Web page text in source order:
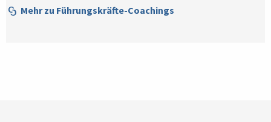
Mehr zu Führungskräfte-Coachings